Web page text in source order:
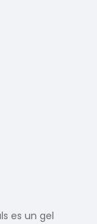
es un gel